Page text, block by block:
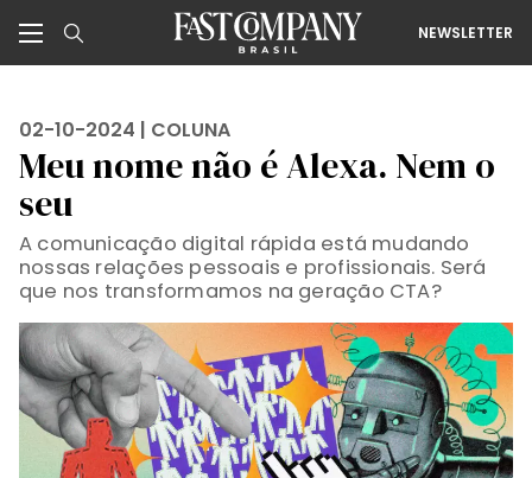
NEWSLETTER
02-10-2024 | COLUNA
Meu nome não é Alexa. Nem o
seu
A comunicação digital rápida está mudando
nossas relações pessoais e profissionais. Será
que nos transformamos na geração CTA?